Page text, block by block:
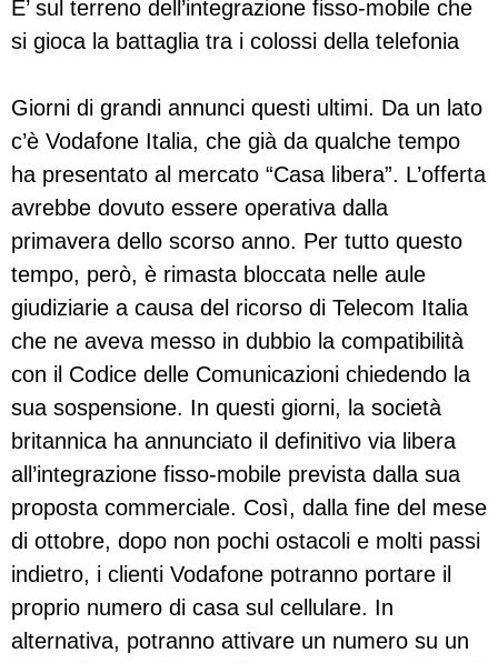
E’ sul terreno dell’integrazione fisso-mobile che
si gioca la battaglia tra i colossi della telefonia
Giorni di grandi annunci questi ultimi. Da un lato
c’è Vodafone Italia, che già da qualche tempo
ha presentato al mercato “Casa libera”. L’offerta
avrebbe dovuto essere operativa dalla
primavera dello scorso anno. Per tutto questo
tempo, però, è rimasta bloccata nelle aule
giudiziarie a causa del ricorso di Telecom Italia
che ne aveva messo in dubbio la compatibilità
con il Codice delle Comunicazioni chiedendo la
sua sospensione. In questi giorni, la società
britannica ha annunciato il definitivo via libera
all’integrazione fisso-mobile prevista dalla sua
proposta commerciale. Così, dalla fine del mese
di ottobre, dopo non pochi ostacoli e molti passi
indietro, i clienti Vodafone potranno portare il
proprio numero di casa sul cellulare. In
alternativa, potranno attivare un numero su un